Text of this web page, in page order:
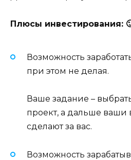
Плюсы инвестирования:
Возможность
при этом не делая.
Ваше задание –
проект, а дальше ваши
сделают за вас.
Возможность